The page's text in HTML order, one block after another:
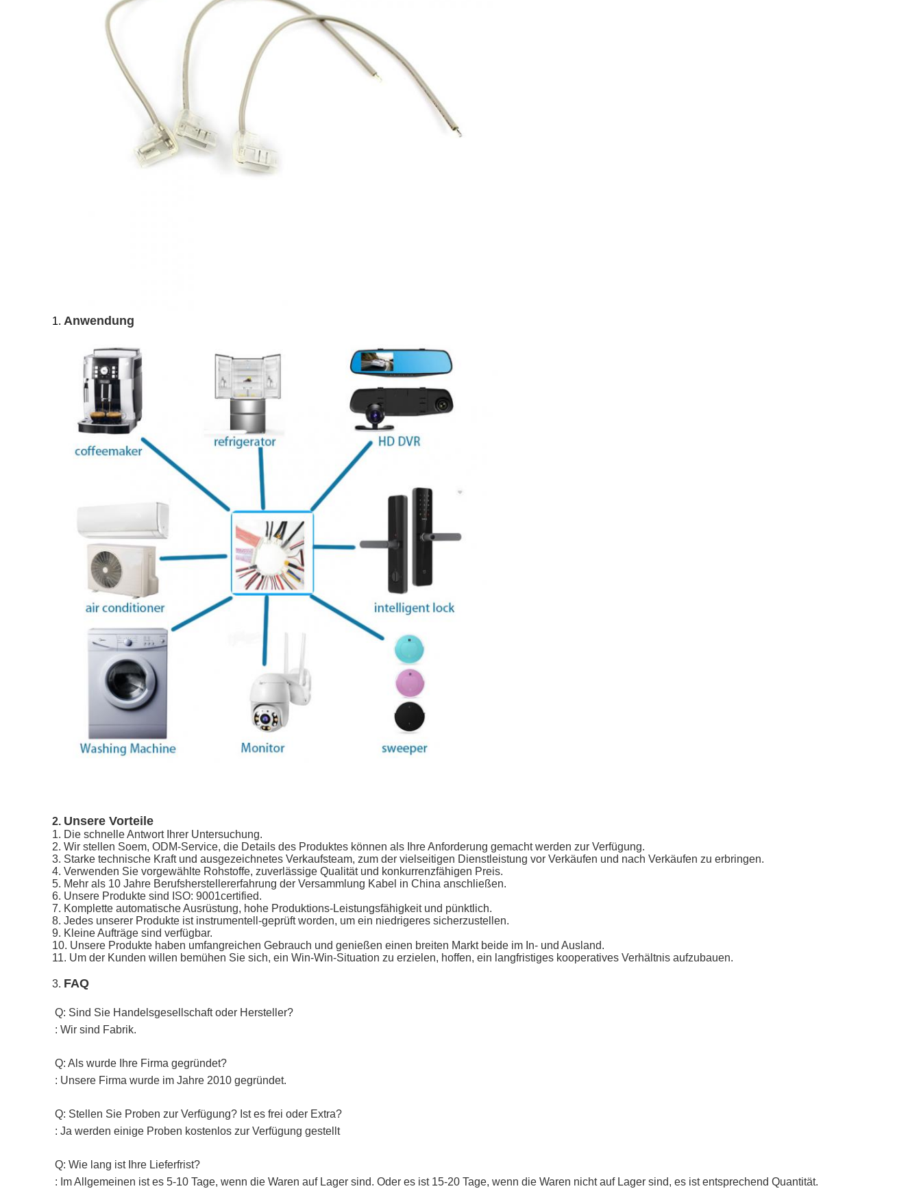
1. Anwendung
2. Unsere Vorteile
1. Die schnelle Antwort Ihrer Untersuchung.
2. Wir stellen Soem, ODM-Service, die Details des Produktes können als Ihre Anforderung gemacht werden zur Verfügung.
3. Starke technische Kraft und ausgezeichnetes Verkaufsteam, zum der vielseitigen Dienstleistung vor Verkäufen und nach Verkäufen zu erbringen.
4. Verwenden Sie vorgewählte Rohstoffe, zuverlässige Qualität und konkurrenzfähigen Preis.
5. Mehr als 10 Jahre Berufsherstellererfahrung der Versammlung Kabel in China anschließen.
6. Unsere Produkte sind ISO: 9001certified.
7. Komplette automatische Ausrüstung, hohe Produktions-Leistungsfähigkeit und pünktlich.
8. Jedes unserer Produkte ist instrumentell-geprüft worden, um ein niedrigeres sicherzustellen.
9. Kleine Aufträge sind verfügbar.
10. Unsere Produkte haben umfangreichen Gebrauch und genießen einen breiten Markt beide im In- und Ausland.
11. Um der Kunden willen bemühen Sie sich, ein Win-Win-Situation zu erzielen, hoffen, ein langfristiges kooperatives Verhältnis aufzubauen.
3. FAQ
Q: Sind Sie Handelsgesellschaft oder Hersteller?
: Wir sind Fabrik.
Q: Als wurde Ihre Firma gegründet?
: Unsere Firma wurde im Jahre 2010 gegründet.
Q: Stellen Sie Proben zur Verfügung? Ist es frei oder Extra?
: Ja werden einige Proben kostenlos zur Verfügung gestellt
Q: Wie lang ist Ihre Lieferfrist?
: Im Allgemeinen ist es 5-10 Tage, wenn die Waren auf Lager sind. Oder es ist 15-20 Tage, wenn die Waren nicht auf Lager sind, es ist entsprechend Quantität.